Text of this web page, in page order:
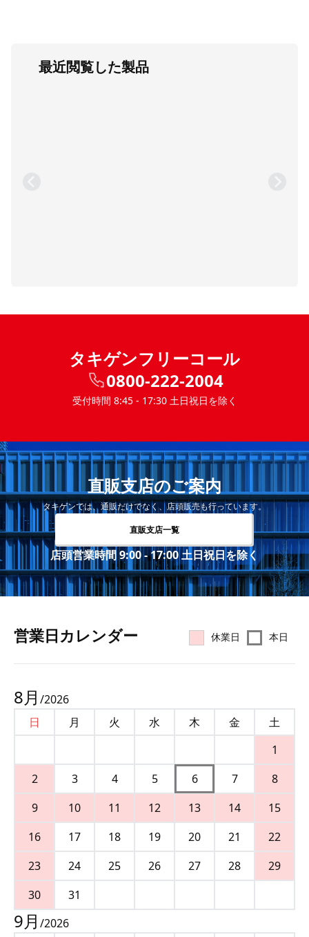
最近閲覧した製品
タキゲンフリーコール
0800-222-2004
受付時間 8:45 - 17:30 土日祝日を除く
直販支店のご案内
タキゲンでは、通販だけでなく、店頭販売も行っています。
直販支店一覧
店頭営業時間 9:00 - 17:00 土日祝日を除く
営業⽇カレンダー 休業日 本日
8月 /2026
日
月 火 水 木 金
土
1
2
3 4 5 6 7
8
9
10 11 12 13 14
15
16
17 18 19 20 21
22
23
24 25 26 27 28
29
30
31
9月 /2026